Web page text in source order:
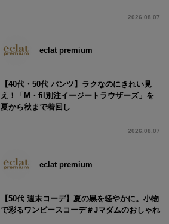
2026.08.07
eclat premium
【40代・50代 パンツ】ラクなのにきれい見
え！「M・fil別注イージートラウザーズ」を
夏から秋まで着回し
2026.08.07
eclat premium
【50代 週末コーデ】夏の黒を軽やかに。小物
で彩るワンピースコーデ＃Jマダムのおしゃれ